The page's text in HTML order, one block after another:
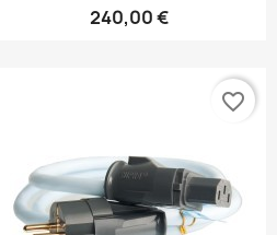
240,00 €
favorite_border